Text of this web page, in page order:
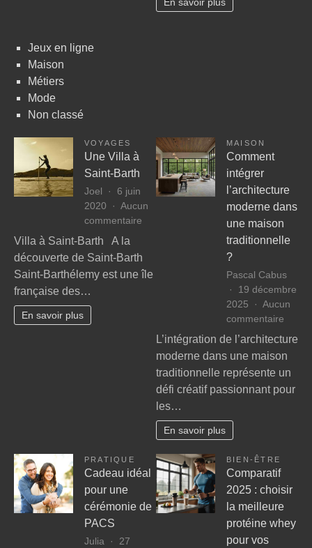
Jeux en ligne
Maison
Métiers
Mode
Non classé
VOYAGES
Une Villa à
Saint-Barth
Joel
6 juin
2020
Aucun
commentaire
à
Saint-
Villa à Saint-Barth A la
découverte de Saint-Barth
Saint-Barthélemy est une île
française des…
En savoir plus
MAISON
Comment
intégrer
l’architecture
moderne dans
une maison
traditionnelle
?
Pascal Cabus
19 décembre
2025
Aucun
commentaire
dans
L’intégration de l’architecture
moderne dans une maison
traditionnelle représente un
défi créatif passionnant pour
les…
En savoir plus
PRATIQUE
Cadeau idéal
pour une
cérémonie de
PACS
Julia
27
BIEN-ÊTRE
Comparatif
2025 : choisir
la meilleure
protéine whey
pour vos